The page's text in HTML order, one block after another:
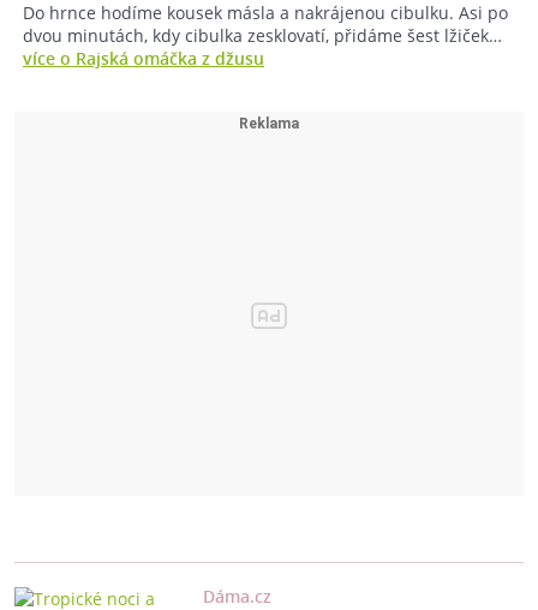
Do hrnce hodíme kousek másla a nakrájenou cibulku. Asi po
dvou minutách, kdy cibulka zesklovatí, přidáme šest lžiček…
více o Rajská omáčka z džusu
Dáma.cz